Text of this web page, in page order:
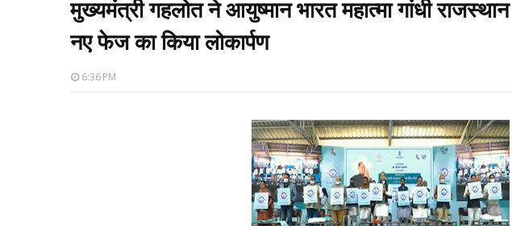
मुख्यमंत्री गहलोत ने आयुष्मान भारत महात्मा गांधी
नए फेज का किया लोकार्पण
6:36 PM